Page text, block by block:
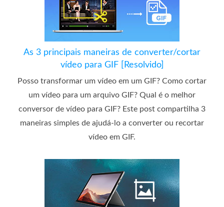
As 3 principais maneiras de converter/cortar
vídeo para GIF [Resolvido]
Posso transformar um vídeo em um GIF? Como cortar
um vídeo para um arquivo GIF? Qual é o melhor
conversor de vídeo para GIF? Este post compartilha 3
maneiras simples de ajudá-lo a converter ou recortar
vídeo em GIF.